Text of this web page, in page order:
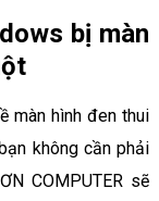
bị màn
màn hình đen thui
không cần phải
COMPUTER sẽ